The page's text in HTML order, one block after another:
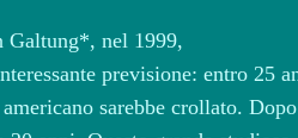
*, nel 1999,
previsione: entro 25
sarebbe crollato.